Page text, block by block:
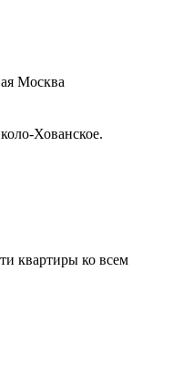
Москва
Хованское.
квартиры ко всем